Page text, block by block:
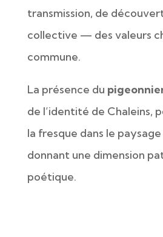
transmission, de
collective — des valeurs
commune.
La présence du
de l’identité de Chaleins,
la fresque dans le
donnant une dimension
poétique.